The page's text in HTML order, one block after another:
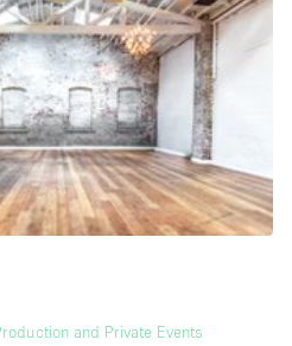
and Private Events